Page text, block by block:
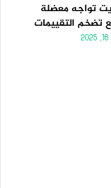
تواجه معضلة
تضخم التقييمات